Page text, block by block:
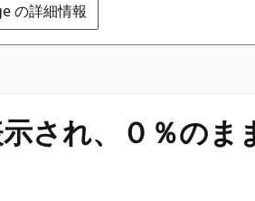
の詳細情報
され、０％のま